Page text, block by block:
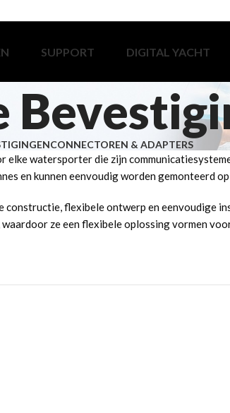
SUPPORT DIGITAL YACHT
CONNECTOREN & ADAPTERS
elke watersporter die zijn
en kunnen eenvoudig worden gemonteerd
flexibele ontwerp en eenvoudige
ze een flexibele oplossing vormen